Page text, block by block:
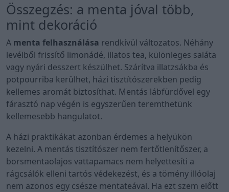
Összegzés: a menta jóval több,
mint dekoráció
A menta felhasználása rendkívül változatos. Néhány
levélből frissítő limonádé, illatos tea, különleges saláta
vagy nyári desszert készülhet. Szárítva illatzsákba és
potpourriba kerülhet, házi tisztítószerekben pedig
kellemes aromát biztosíthat. Mentás lábfürdővel egy
fárasztó nap végén is egyszerűen teremthetünk
kellemesebb hangulatot.
A házi praktikákat azonban érdemes a helyükön
kezelni. A mentás tisztítószer nem fertőtlenítőszer, a
borsmentaolajos vattapamacs nem helyettesíti a
rágcsálók elleni tartós védekezést, és a tömény illóolaj
nem azonos egy csésze mentateával. Ha ezt szem előtt